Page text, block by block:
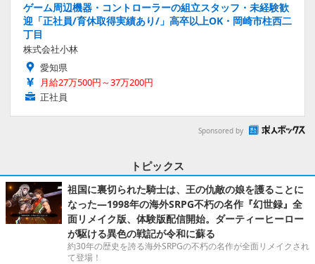
ゲーム周辺機器・コントローラーの組立スタッフ・未経験歓
迎「正社員/育休取得実績あり/」高卒以上OK・岡崎市柱西二
丁目
株式会社小林
愛知県
月給27万500円～37万200円
正社員
Sponsored by
トピックス
祖国に裏切られた騎士は、王の仇敵の娘を護ることに
なった―1998年の海外SRPG不朽の名作『幻世録』全
面リメイク版、体験版配信開始。ダーティーヒーロー
が駆ける異色の戦記が令和に蘇る
約30年の歴史を誇る海外SRPGの不朽の名作が全面リメイクされ
て登場！